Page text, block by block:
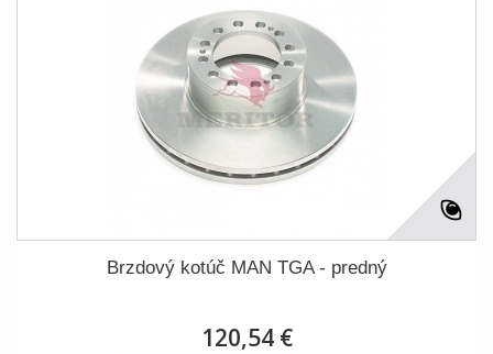
Brzdový kotúč MAN TGA - predný
120,54 €